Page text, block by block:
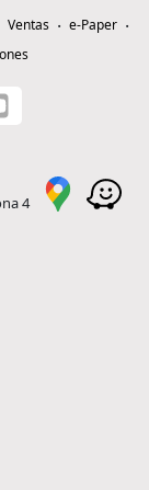
Ventas
e-Paper
4